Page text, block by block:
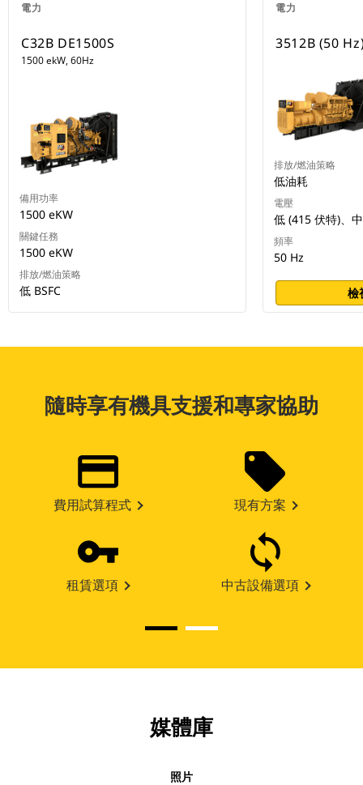
電力
C32B DE1500S
1500 ekW, 60Hz
備用功率
1500 eKW
關鍵任務
1500 eKW
排放/燃油策略
低 BSFC
電力
3512B (50
排放/燃油策略
低油耗
電壓
低 (415 伏特)、
頻率
50 Hz
檢
隨時享有機具支援和專家協助
費用試算程式 現有方案
租賃選項 中古設備選項
媒體庫
照片